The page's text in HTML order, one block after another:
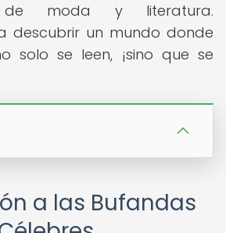
de moda y literatura.
descubrir un mundo donde
solo se leen, ¡sino que se
a las Bufandas